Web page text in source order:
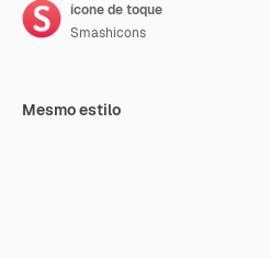
ícone de toque
Smashicons
Mesmo estilo